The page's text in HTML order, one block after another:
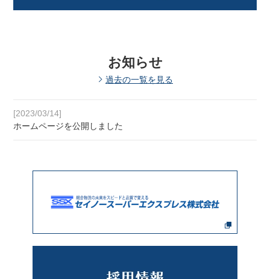
お知らせ
過去の一覧を見る
[2023/03/14]
ホームページを公開しました